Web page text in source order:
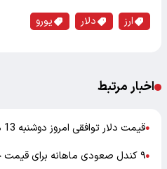
ارز دلار یورو
اخبار مرتبط
●قیمت دلار توافقی امروز دوشنبه 13 مرداد 1404 مشخص شد
●۹ کندل صعودی ماهانه برای قیمت جهانی طلا بعد از ۵۳ سال